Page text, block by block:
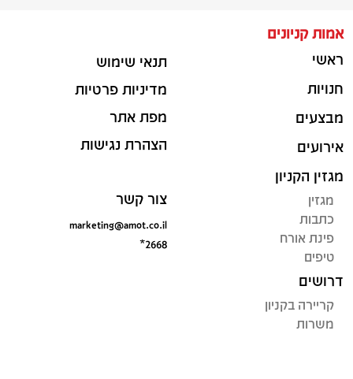
אמות קניונים
ראשי
חנויות
מבצעים
אירועים
מגזין הקניון
מגזין
כתבות
פינת אורח
טיפים
דרושים
קריירה בקניון
משרות
תנאי שימוש
מדיניות פרטיות
מפת אתר
הצהרת נגישות
צור קשר
marketing@amot.co.il
*2668